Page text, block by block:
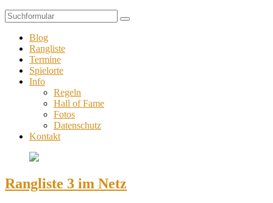
Suchen
Blog
Rangliste
Termine
Spielorte
Info
Regeln
Hall of Fame
Fotos
Datenschutz
Kontakt
Rangliste 3 im Netz